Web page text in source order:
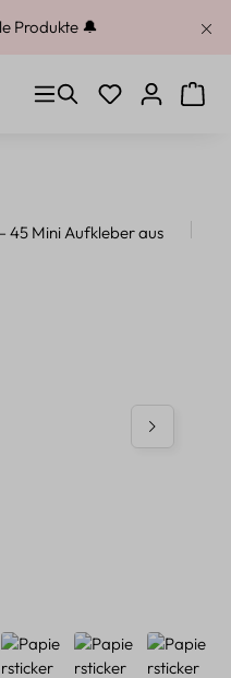
Produkte 🔔
Du hast 0